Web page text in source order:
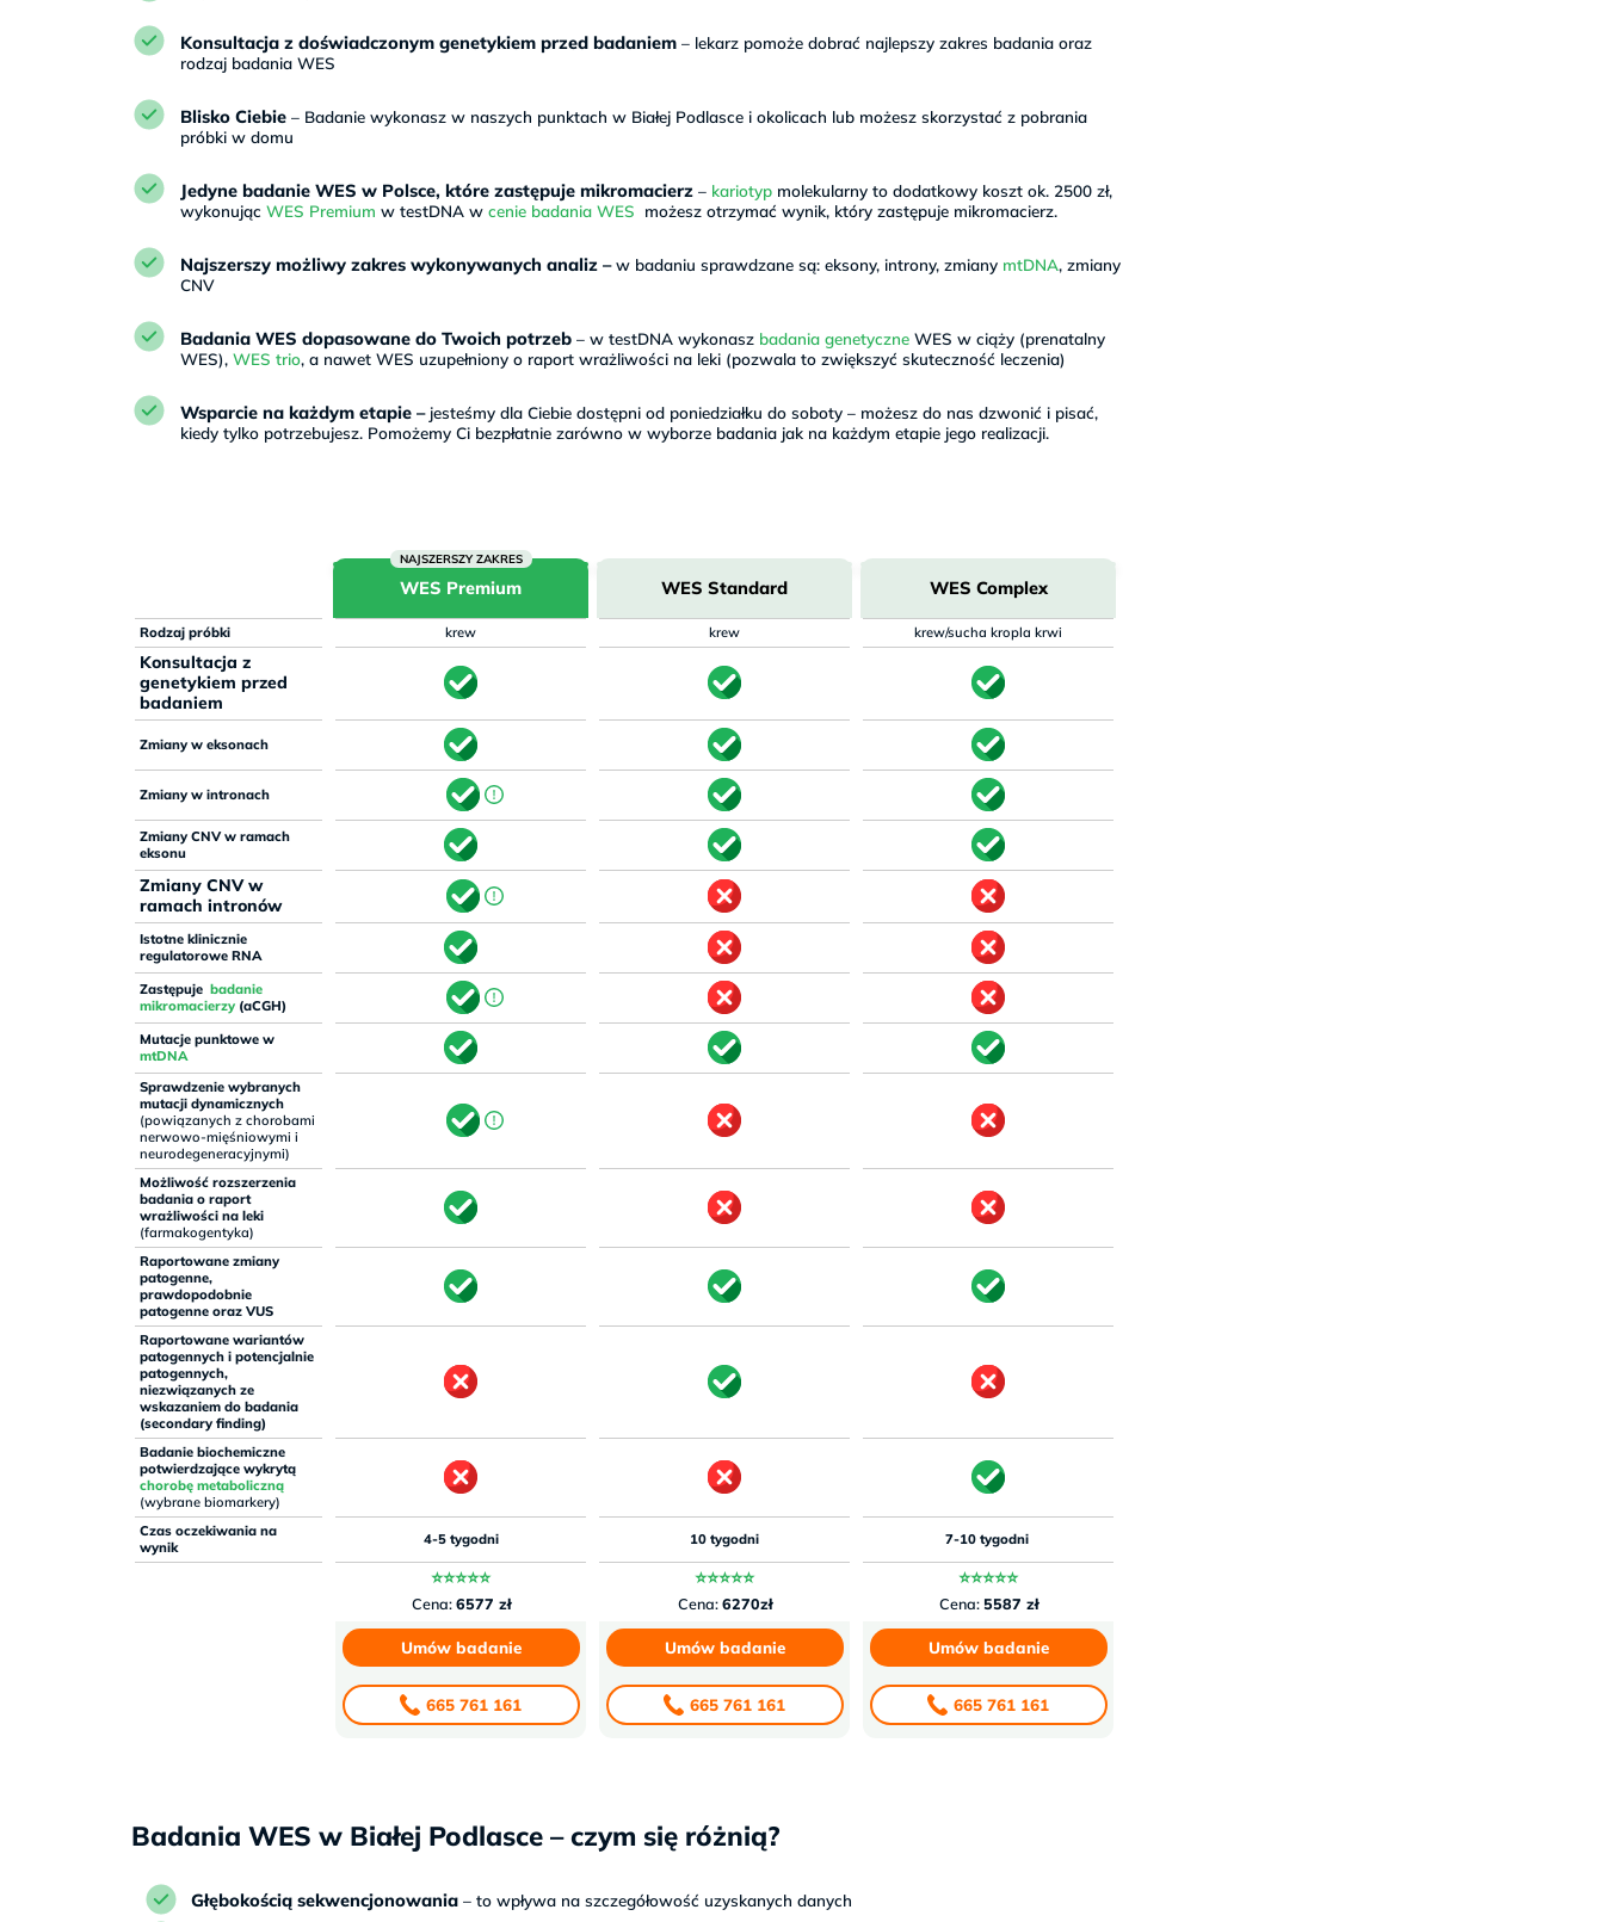
Konsultacja z doświadczonym genetykiem przed badaniem– lekarz pomoże dobrać najlepszy zakres badania oraz
rodzaj badania WES
Blisko Ciebie– Badanie wykonasz w naszych punktach w Białej Podlasce i okolicach lub możesz skorzystać z pobrania
próbki w domu
Jedyne badanie WES w Polsce, które zastępuje mikromacierz– kariotypmolekularny to dodatkowy koszt ok. 2500 zł,
wykonując WES Premium w testDNA w cenie badania WES możesz otrzymać wynik, który zastępuje mikromacierz.
Najszerszy możliwy zakres wykonywanych analiz –w badaniu sprawdzane są: eksony, introny, zmiany mtDNA, zmiany
CNV
Badania WES dopasowane do Twoich potrzeb– w testDNA wykonasz badania genetyczne WES w ciąży (prenatalny
WES), WES trio, a nawet WES uzupełniony o raport wrażliwości na leki (pozwala to zwiększyć skuteczność leczenia)
Wsparcie na każdym etapie –jesteśmy dla Ciebie dostępni od poniedziałku do soboty – możesz do nas dzwonić i pisać,
kiedy tylko potrzebujesz. Pomożemy Ci bezpłatnie zarówno w wyborze badania jak na każdym etapie jego realizacji.
WES Premium WES Standard WES Complex
Rodzaj próbki krew krew krew/sucha kropla krwi
Konsultacja z
genetykiem przed
badaniem
Zmiany w eksonach
Zmiany w intronach
Zmiany CNV w ramach
eksonu
Zmiany CNV w
ramach intronów
Istotne klinicznie
regulatorowe RNA
Zastępuje badanie
mikromacierzy(aCGH)
Mutacje punktowe w
mtDNA
Sprawdzenie wybranych
mutacji dynamicznych
(powiązanych z chorobami
nerwowo-mięśniowymi i
neurodegeneracyjnymi)
Możliwość rozszerzenia
badania o raport
wrażliwości na leki
(farmakogentyka)
Raportowane zmiany
patogenne,
prawdopodobnie
patogenne oraz VUS
Raportowane wariantów
patogennych i potencjalnie
patogennych,
niezwiązanych ze
wskazaniem do badania
(secondary finding)
Badanie biochemiczne
potwierdzające wykrytą
chorobę metaboliczną
(wybrane biomarkery)
Czas oczekiwania na
wynik
4-5 tygodni 10 tygodni 7-10 tygodni
⭐⭐⭐⭐⭐
Cena:6577 zł
⭐⭐⭐⭐⭐
Cena:6270zł
⭐⭐⭐⭐⭐
Cena: 5587 zł
Umów badanie
665 761 161
Umów badanie
665 761 161
Umów badanie
665 761 161
Badania WES w Białej Podlasce – czym się różnią?
Głębokością sekwencjonowania – to wpływa na szczegółowość uzyskanych danych